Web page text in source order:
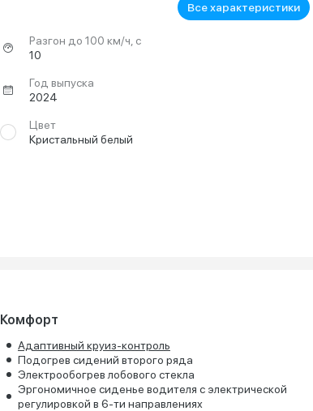
Все характеристики
Разгон до 100 км/ч, с
10
Год выпуска
2024
Цвет
Кристальный белый
Комфорт
Адаптивный круиз-контроль
Подогрев сидений второго ряда
Электрообогрев лобового стекла
Эргономичное сиденье водителя с электрической
регулировкой в 6-ти направлениях